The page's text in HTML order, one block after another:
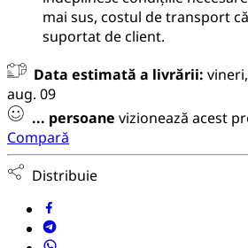
mai sus, costul de transport
suportat de client.
Data estimată a livrării:
aug. 09
... persoane vizionează acest
Compară
Distribuie